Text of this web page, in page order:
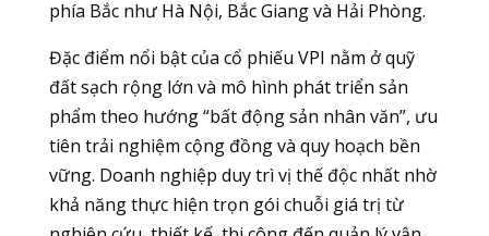
phía Bắc như Hà Nội, Bắc Giang và Hải Phòng.
Đặc điểm nổi bật của cổ phiếu VPI nằm ở quỹ
đất sạch rộng lớn và mô hình phát triển sản
phẩm theo hướng “bất động sản nhân văn”, ưu
tiên trải nghiệm cộng đồng và quy hoạch bền
vững. Doanh nghiệp duy trì vị thế độc nhất nhờ
khả năng thực hiện trọn gói chuỗi giá trị từ